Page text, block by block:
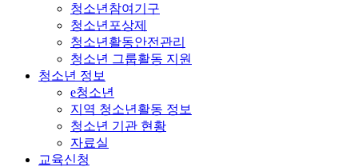
청소년참여기구
청소년포상제
청소년활동안전관리
청소년 그룹활동 지원
청소년 정보
e청소년
지역 청소년활동 정보
청소년 기관 현황
자료실
교육신청